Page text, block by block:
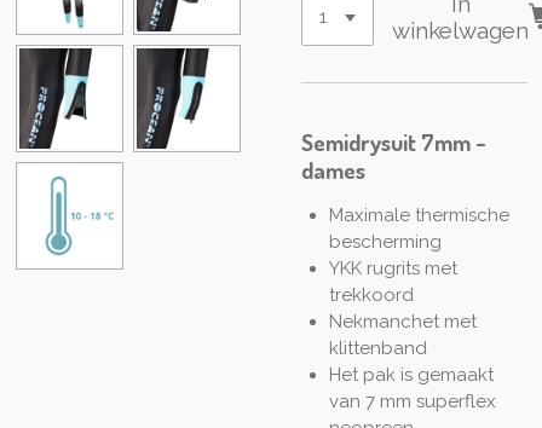
winkelwagen
Semidrysuit 7mm -
dames
Maximale thermische
bescherming
YKK rugrits met
trekkoord
Nekmanchet met
klittenband
Het pak is gemaakt
van 7 mm superflex